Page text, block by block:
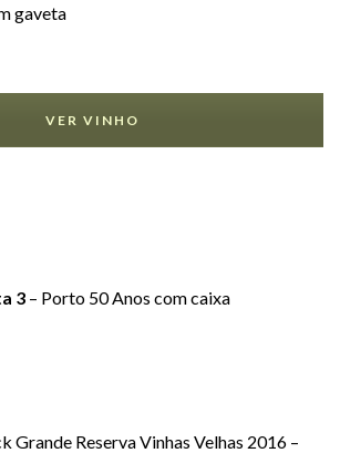
gaveta
VER VINHO
3 – Porto 50 Anos com caixa
Grande Reserva Vinhas Velhas 2016 –